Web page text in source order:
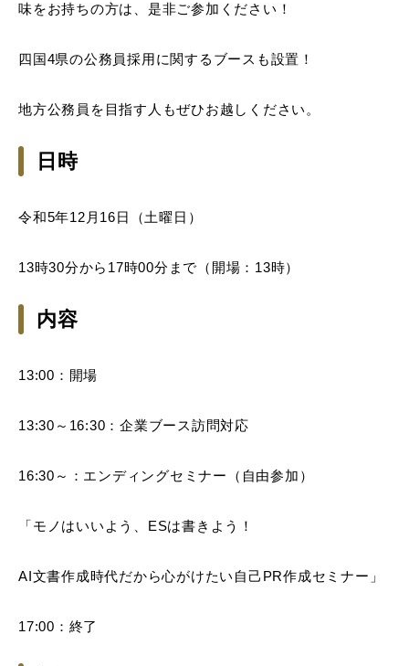
味をお持ちの方は、是非ご参加ください！
四国4県の公務員採用に関するブースも設置！
地方公務員を目指す人もぜひお越しください。
日時
令和5年12月16日（土曜日）
13時30分から17時00分まで（開場：13時）
内容
13:00：開場
13:30～16:30：企業ブース訪問対応
16:30～：エンディングセミナー（自由参加）
「モノはいいよう、ESは書きよう！
AI文書作成時代だから心がけたい自己PR作成セミナー」
17:00：終了